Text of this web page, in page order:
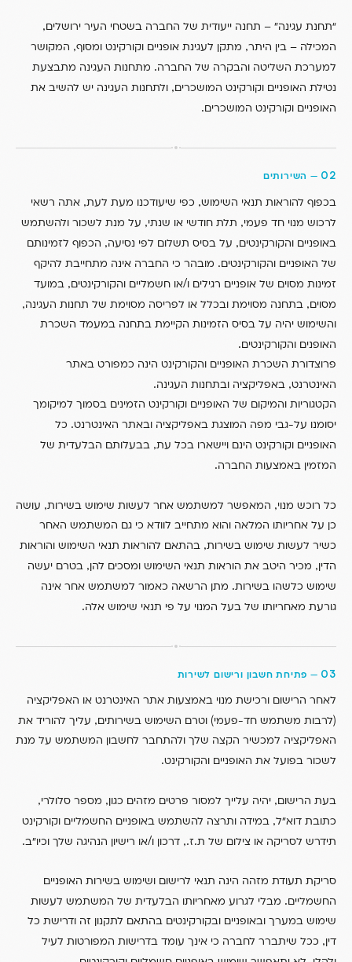
“תחנת עגינה” – תחנה ייעודית של החברה בשטחי העיר ירושלים,
המכילה – בין היתר, מתקן לעגינת אופניים וקורקינט ומסוף, המקושר
למערכת השליטה והבקרה של החברה. מתחנות העגינה מתבצעת
נטילת האופניים וקורקינט המושכרים, ולתחנות העגינה יש להשיב את
האופניים וקורקינט המושכרים.
02
— השירותים
בכפוף להוראות תנאי השימוש, כפי שיעודכנו מעת לעת, אתה רשאי
לרכוש מנוי חד פעמי, תלת חודשי או שנתי, על מנת לשכור ולהשתמש
באופניים והקורקינטים, על בסיס תשלום לפי נסיעה, הכפוף לזמינותם
של האופניים והקורקינטים. מובהר כי החברה אינה מתחייבת להיקף
זמינות מסוים של אופניים רגילים ו/או חשמליים והקורקינטים, במועד
מסוים, בתחנה מסוימת ובכלל או לפריסה מסוימת של תחנות העגינה,
והשימוש יהיה על בסיס הזמינות הקיימת בתחנה במעמד השכרת
האופנים והקורקינטים.
פרוצדורת השכרת האופניים והקורקינט הינה כמפורט באתר
האינטרנט, באפליקציה ובתחנות העגינה.
הקטגוריות והמיקום של האופניים וקורקינט הזמינים בסמוך למיקומך
יסומנו על-גבי מפה המוצגת באפליקציה ובאתר האינטרנט. כל
האופניים וקורקינט הינם ויישארו בכל עת, בבעלותם הבלעדית של
המזמין באמצעות החברה.
כל רוכש מנוי, המאפשר למשתמש אחר לעשות שימוש בשירות, עושה
כן על אחריותו המלאה והוא מתחייב לוודא כי גם המשתמש האחר
כשיר לעשות שימוש בשירות, בהתאם להוראות תנאי השימוש והוראות
הדין, מכיר היטב את הוראות תנאי השימוש ומסכים להן, בטרם יעשה
שימוש כלשהו בשירות. מתן הרשאה כאמור למשתמש אחר אינה
גורעת מאחריותו של בעל המנוי על פי תנאי שימוש אלה.
03
— פתיחת חשבון ורישום לשירות
לאחר הרישום ורכישת מנוי באמצעות אתר האינטרנט או האפליקציה
(לרבות משתמש חד-פעמי) וטרם השימוש בשירותים, עליך להוריד את
האפליקציה למכשיר הקצה שלך ולהתחבר לחשבון המשתמש על מנת
לשכור בפועל את האופניים והקורקינט.
בעת הרישום, יהיה עלייך למסור פרטים מזהים כגון, מספר סלולרי,
כתובת דוא”ל, במידה ותרצה להשתמש באופניים החשמליים וקורקינט
תידרש לסריקה או צילום של ת.ז., דרכון ו/או רישיון הנהיגה שלך וכיו”ב.
סריקת תעודת מזהה הינה תנאי לרישום ושימוש בשירות האופניים
החשמליים. מבלי לגרוע מאחריותו הבלעדית של המשתמש לעשות
שימוש במערך ובאופניים ובקורקינטים בהתאם לתקנון זה ודרישת כל
דין, ככל שיתברר לחברה כי אינך עומד בדרישות המפורטות לעיל